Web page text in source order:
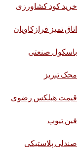
خرید کود کشاورزی
اتاق تمیز فرازکاویان
باسکول صنعتی
محک تبریز
قیمت هبلکس رضوی
فین تیوب
صندلی پلاستیکی